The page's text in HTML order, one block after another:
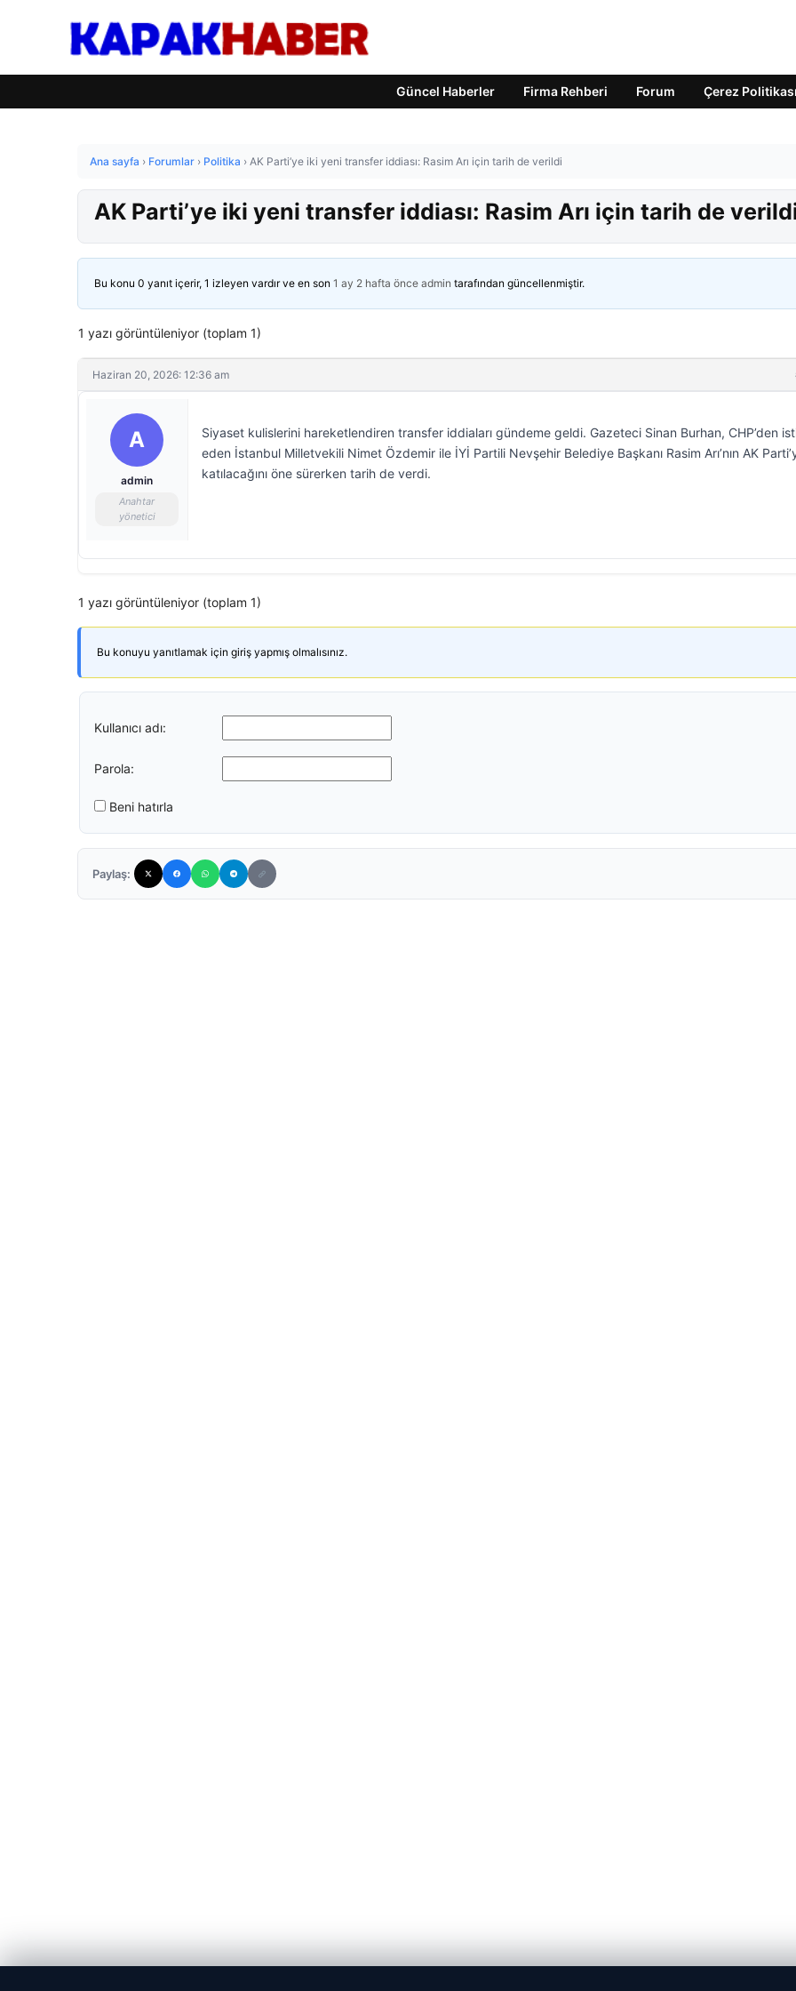
Güncel Haberler Firma Rehberi Forum Çerez Politikası
Ana sayfa › Forumlar › Politika › AK Parti’ye iki yeni transfer iddiası: Rasim Arı için tarih de verildi
AK Parti’ye iki yeni transfer iddiası: Rasim Arı için tarih de
Bu konu 0 yanıt içerir, 1 izleyen vardır ve en son 1 ay 2 hafta önce admin tarafından güncellenmiştir.
1 yazı görüntüleniyor (toplam 1)
Haziran 20, 2026: 12:36 am
A
admin
Anahtar
yönetici
Siyaset kulislerini hareketlendiren transfer iddiaları gündeme geldi. Gazeteci Sinan Burhan, CHP’den
eden İstanbul Milletvekili Nimet Özdemir ile İYİ Partili Nevşehir Belediye Başkanı Rasim Arı’nın AK
katılacağını öne sürerken tarih de verdi.
1 yazı görüntüleniyor (toplam 1)
Bu konuyu yanıtlamak için giriş yapmış olmalısınız.
Kullanıcı adı:
Parola:
Beni hatırla
Paylaş: